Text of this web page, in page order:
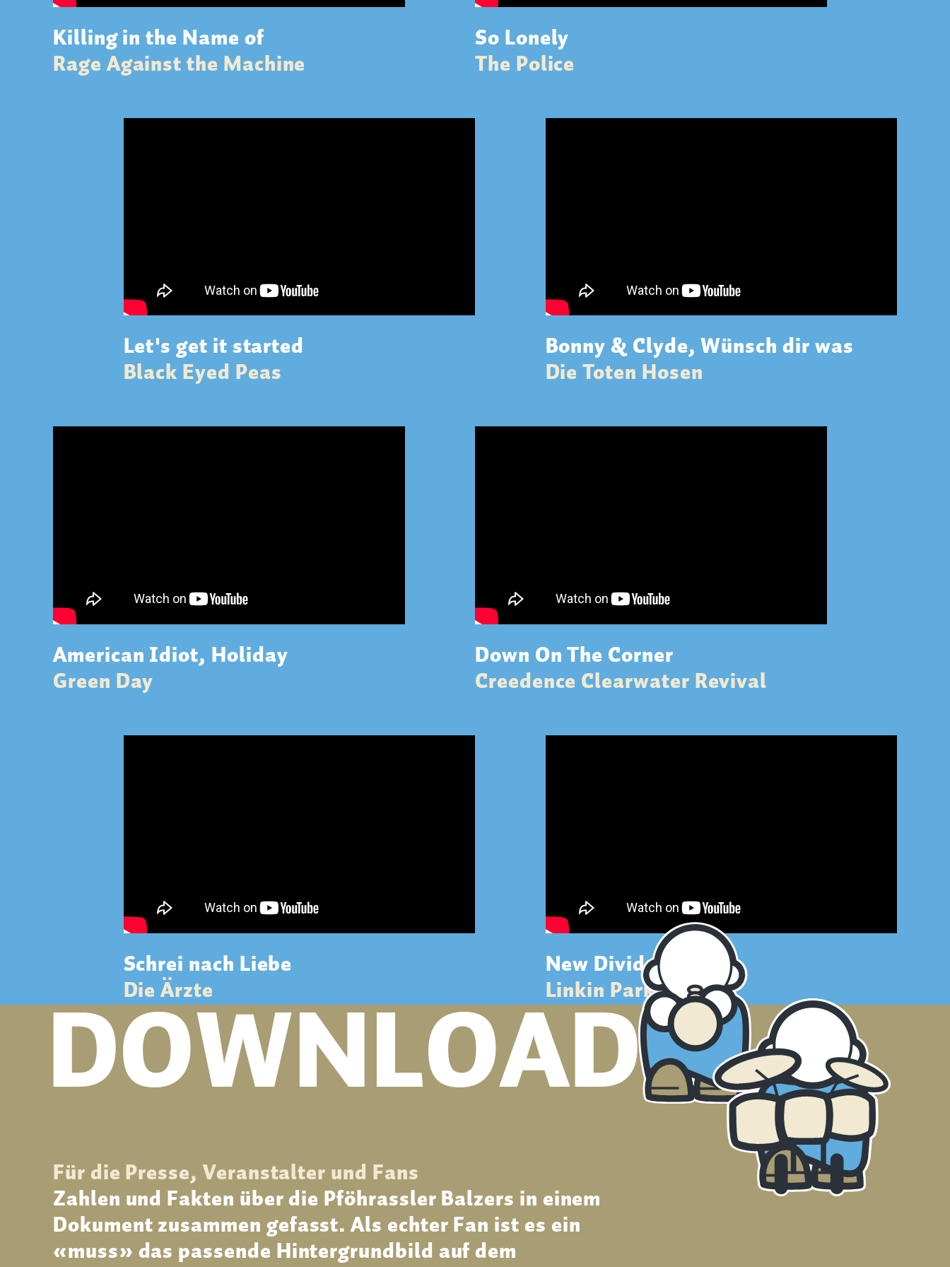
Killing in the Name of
Rage Against the Machine
So Lonely
The Police
Let's get it started
Black Eyed Peas
Bonny & Clyde, Wünsch dir was
Die Toten Hosen
American Idiot, Holiday
Green Day
Down On The Corner
Creedence Clearwater Revival
Schrei nach Liebe
Die Ärzte
New Divide
Linkin Park
DOWNLOADS
Für die Presse, Veranstalter und Fans
Zahlen und Fakten über die Pföhrassler Balzers in einem
Dokument zusammen gefasst. Als echter Fan ist es ein
«muss» das passende Hintergrundbild auf dem